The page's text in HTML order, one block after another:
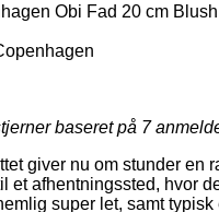
Obi Fad 20 cm Blush
baseret på 7
giver nu om stunder
et afhentningssted, hvor
super let, samt